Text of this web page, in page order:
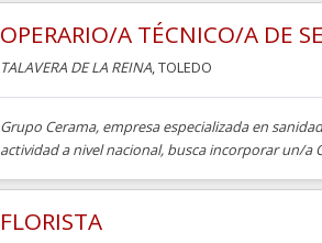
OPERARIO/A TÉCNICO/A DE
TALAVERA DE LA REINA, TOLEDO
Grupo Cerama, empresa especializada en
actividad a nivel nacional, busca incorporar un/a
FLORISTA